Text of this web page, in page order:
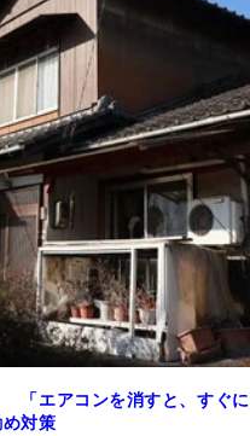
「エアコンを消すと、すぐに
対策